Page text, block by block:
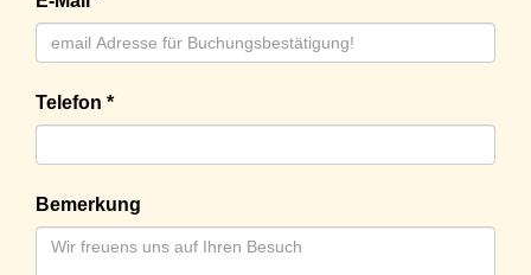
Telefon *
Bemerkung